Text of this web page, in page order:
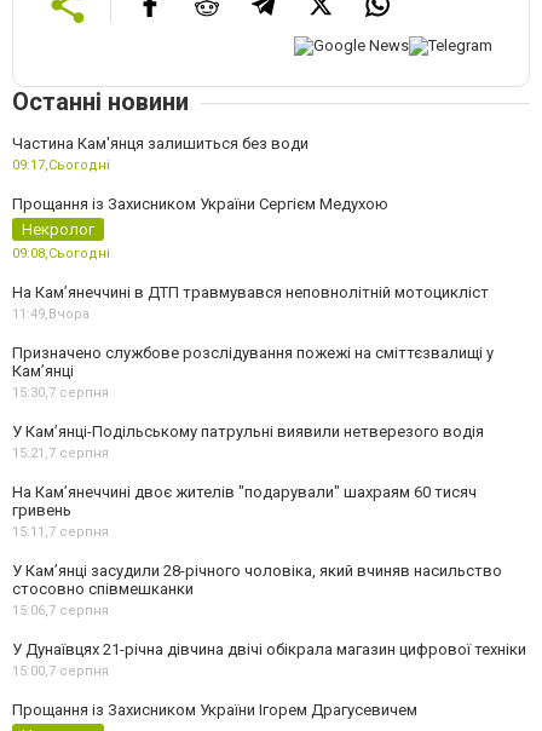
Останні новини
Частина Кам'янця залишиться без води
09:17,Сьогодні
Прощання із Захисником України Сергієм Медухою
Некролог
09:08,Сьогодні
На Кам’янеччині в ДТП травмувався неповнолітній мотоцикліст
11:49,Вчора
Призначено службове розслідування пожежі на сміттєзвалищі у
Кам’янці
15:30,7 серпня
У Кам’янці-Подільському патрульні виявили нетверезого водія
15:21,7 серпня
На Камʼянеччині двоє жителів "подарували" шахраям 60 тисяч
гривень
15:11,7 серпня
У Камʼянці засудили 28-річного чоловіка, який вчиняв насильство
стосовно співмешканки
15:06,7 серпня
У Дунаївцях 21-річна дівчина двічі обікрала магазин цифрової техніки
15:00,7 серпня
Прощання із Захисником України Ігорем Драгусевичем